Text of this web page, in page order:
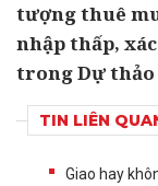
tượng thuê
nhập thấp,
trong Dự thảo
TIN LIÊN
Giao hay